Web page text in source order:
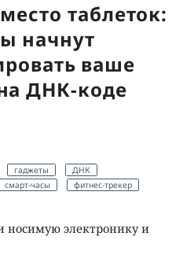
таблеток:
начнут
ваше
ДНК-коде
гаджеты
ДНК
смарт-часы
фитнес-трекер
носимую электронику и